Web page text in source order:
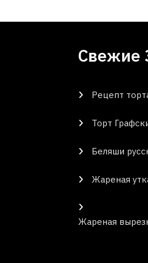
Свежие
Рецепт
Торт
Беляши
Жареная
Жареная